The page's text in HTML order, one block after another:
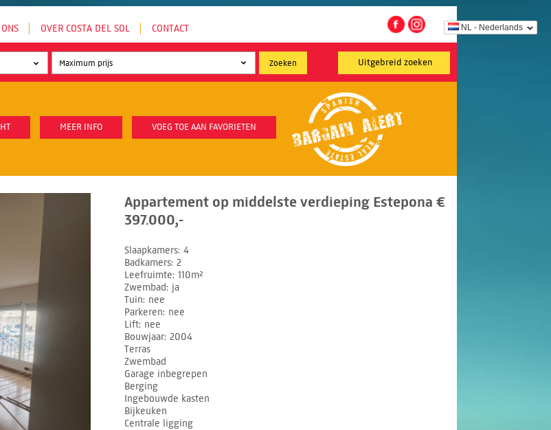
NL - Nederlands
OVER COSTA DEL SOL CONTACT
Uitgebreid zoeken
MEER INFO VOEG TOE AAN FAVORIETEN
Appartement op middelste verdieping Estepona €
397.000,-
Slaapkamers 4
Badkamers 2
Leefruimte 110m²
Zwembad
ja
Tuin nee
Parkeren nee
Lift nee
Bouwjaar 2004
Terras
Zwembad
Garage inbegrepen
Berging
Ingebouwde kasten
Bijkeuken
Centrale ligging